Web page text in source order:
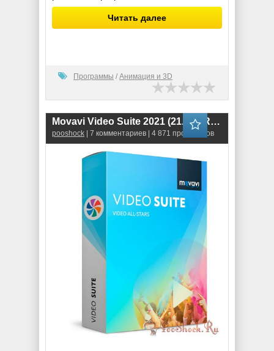
Читать далее
Программы / Анимация и 3D
Movavi Video Suite 2021 (21.3.0) RePack
pooshock | 7 комментариев | 4 871 просмотров